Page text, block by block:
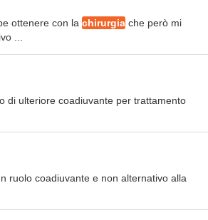
ottenere con la chirurgia che però mi
...
di ulteriore coadiuvante per trattamento
ruolo coadiuvante e non alternativo alla